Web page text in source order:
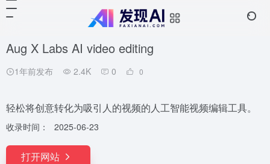
Aug X Labs AI video editing
1年前发布 2.4K 0 0
轻松将创意转化为吸引人的视频的人工智能视频编辑工具。
收录时间： 2025-06-23
打开网站